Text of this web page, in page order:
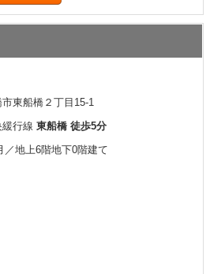
東船橋２丁目15-1
行線 東船橋 徒歩5分
／地上6階地下0階建て